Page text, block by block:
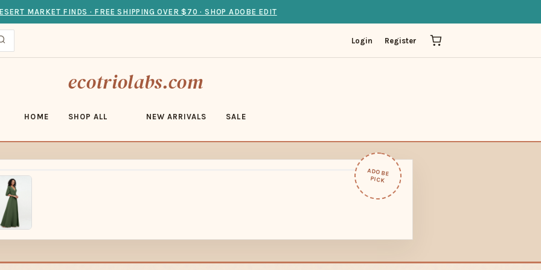
MARKET FINDS · FREE SHIPPING OVER $70 · SHOP ADOBE EDIT
Login Register
ecotriolabs.com
HOME SHOP ALL NEW ARRIVALS SALE
ADOBE
PICK